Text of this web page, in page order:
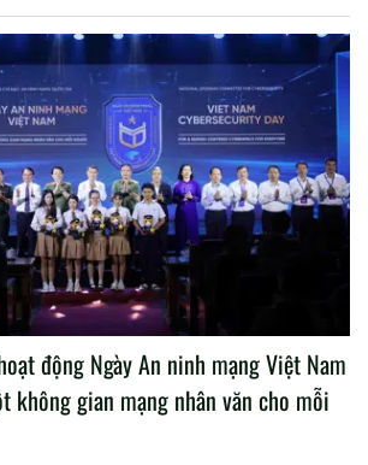
động Ngày An ninh mạng Việt Nam
không gian mạng nhân văn cho mỗi